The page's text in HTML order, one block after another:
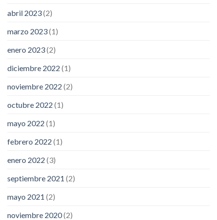
abril 2023(2)
marzo 2023(1)
enero 2023(2)
diciembre 2022 (1)
noviembre 2022 (2)
octubre 2022 (1)
mayo 2022 (1)
febrero 2022 (1)
enero 2022 (3)
septiembre 2021 (2)
mayo 2021 (2)
noviembre 2020(2)